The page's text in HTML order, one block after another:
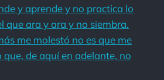
y aprende y no practica lo
que ara y ara y no siembra.
me molestó no es que me
de aquí en adelante, no